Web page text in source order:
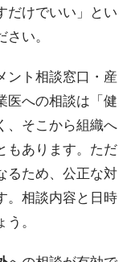
だけでいい」とい
い。
ント相談窓口・産
医への相談は「健
、そこから組織へ
もあります。ただ
るため、公正な対
。相談内容と日時
。